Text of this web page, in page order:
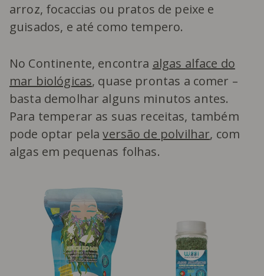
arroz, focaccias ou pratos de peixe e
guisados, e até como tempero.
No Continente, encontra algas alface do
mar biológicas, quase prontas a comer –
basta demolhar alguns minutos antes.
Para temperar as suas receitas, também
pode optar pelaversão de polvilhar, com
algas em pequenas folhas.